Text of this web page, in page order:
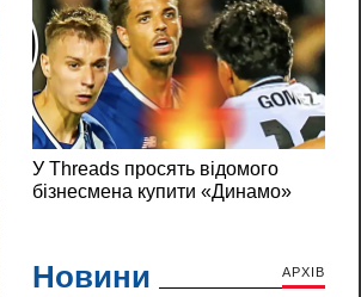
Новини АРХІВ